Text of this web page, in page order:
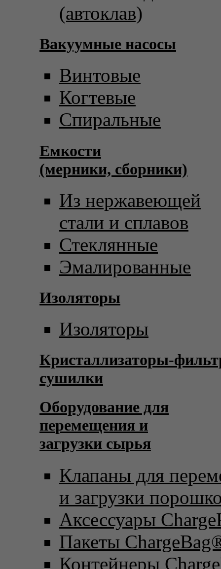
(автоклав)
Вакуумные насосы
Винтовые
Когтевые
Спиральные
Емкости
(мерники, сборники)
Из нержавеющей
стали и сплавов
Стеклянные
Эмалированные
Изоляторы
Изоляторы
Кристаллизаторы-
сушилки
Оборудование для
перемещения и
загрузки сырья
Клапаны для
и загрузки
Аксессуары
Пакеты
Контейнеры